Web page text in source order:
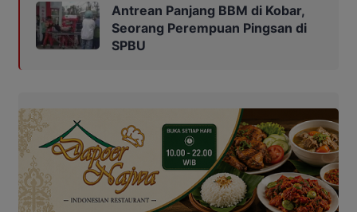
Antrean Panjang BBM di Kobar,
Seorang Perempuan Pingsan di
SPBU